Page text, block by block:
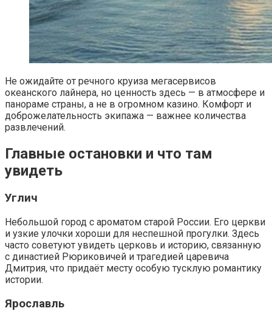
Не ожидайте от речного круиза мегасервисов
океанского лайнера, но ценность здесь — в атмосфере и
панораме страны, а не в огромном казино. Комфорт и
доброжелательность экипажа — важнее количества
развлечений.
Главные остановки и что там
увидеть
Углич
Небольшой город с ароматом старой России. Его церкви
и узкие улочки хороши для неспешной прогулки. Здесь
часто советуют увидеть церковь и историю, связанную
с династией Рюриковичей и трагедией царевича
Дмитрия, что придаёт месту особую тусклую романтику
истории.
Ярославль